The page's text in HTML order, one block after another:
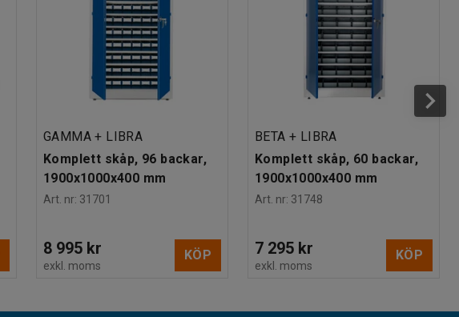
GAMMA + LIBRA
Komplett skåp, 96 backar,
1900x1000x400 mm
Art. nr: 31701
8 995 kr
exkl. moms
KÖP
BETA + LIBRA
Komplett skåp, 60 backar,
1900x1000x400 mm
Art. nr: 31748
7 295 kr
exkl. moms
KÖP